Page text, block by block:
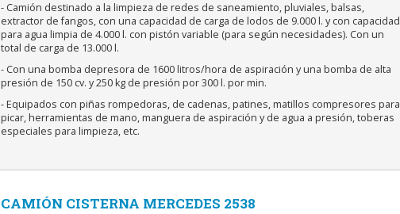
- Camión destinado a la limpieza de redes de saneamiento, pluviales, balsas,
extractor de fangos, con una capacidad de carga de lodos de 9.000 l. y con capacidad
para agua limpia de 4.000 l. con pistón variable (para según necesidades). Con un
total de carga de 13.000 l.
- Con una bomba depresora de 1600 litros/hora de aspiración y una bomba de alta
presión de 150 cv. y 250 kg de presión por 300 l. por min.
- Equipados con piñas rompedoras, de cadenas, patines, matillos compresores para
picar, herramientas de mano, manguera de aspiración y de agua a presión, toberas
especiales para limpieza, etc.
CAMIÓN CISTERNA MERCEDES 2538